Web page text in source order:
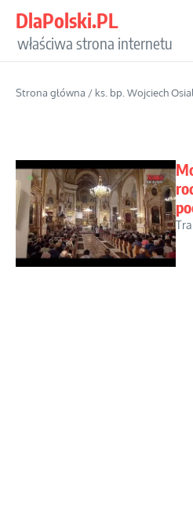
DlaPolski.PL
właściwa strona internetu
Strona główna / ks. bp. Wojciech Osial